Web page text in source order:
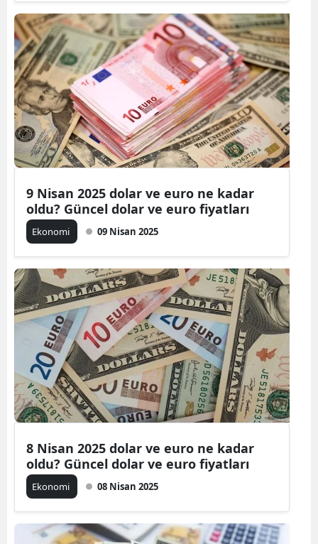
9 Nisan 2025 dolar ve euro ne kadar
oldu? Güncel dolar ve euro fiyatları
Ekonomi 09 Nisan 2025
8 Nisan 2025 dolar ve euro ne kadar
oldu? Güncel dolar ve euro fiyatları
Ekonomi 08 Nisan 2025